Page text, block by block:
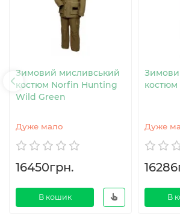
Зимовий мисливський
костюм Norfin Hunting
Wild Green
Дуже мало
16450грн.
В кошик
Дуже
В